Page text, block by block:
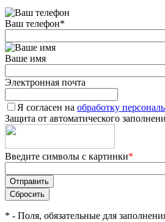
Ваш телефон*
Ваше имя
Электронная почта
Я согласен на обработку
Защита от автоматического
Введите символы с картинки*
* - Поля, обязательные для